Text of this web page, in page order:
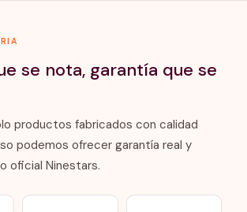
se nota, garantía que se
productos fabricados con calidad
podemos ofrecer garantía real y
oficial Ninestars.